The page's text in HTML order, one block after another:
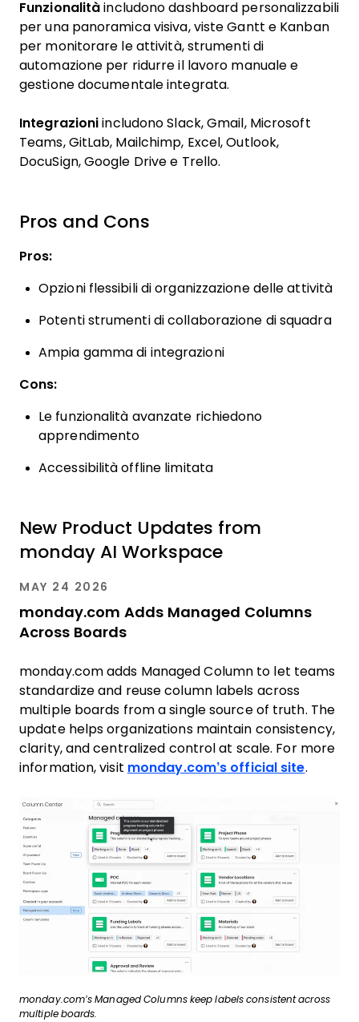
Funzionalità includono dashboard personalizzabili
per una panoramica visiva, viste Gantt e Kanban
per monitorare le attività, strumenti di
automazione per ridurre il lavoro manuale e
gestione documentale integrata.
Integrazioni includono Slack, Gmail, Microsoft
Teams, GitLab, Mailchimp, Excel, Outlook,
DocuSign, Google Drive e Trello.
Pros and Cons
Pros:
Opzioni flessibili di organizzazione delle attività
Potenti strumenti di collaborazione di squadra
Ampia gamma di integrazioni
Cons:
Le funzionalità avanzate richiedono
apprendimento
Accessibilità offline limitata
New Product Updates from
monday AI Workspace
monday.com’s Managed Columns keep labels consistent across
multiple boards.
MAY 24 2026
monday.com Adds Managed Columns
Across Boards
monday.com adds Managed Column to let teams
standardize and reuse column labels across
multiple boards from a single source of truth. The
update helps organizations maintain consistency,
clarity, and centralized control at scale. For more
information, visit monday.com’s official site.